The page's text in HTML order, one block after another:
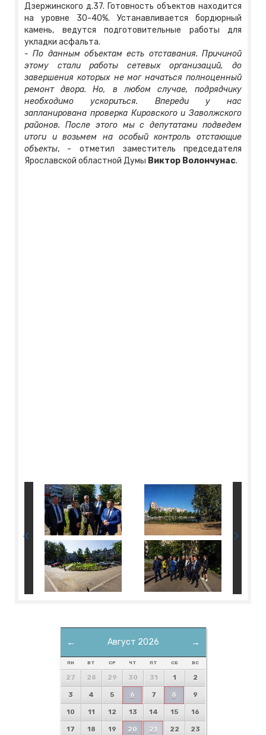
Дзержинского д.37. Готовность объектов находится
на уровне 30-40%. Устанавливается бордюрный
камень, ведутся подготовительные работы для
укладки асфальта.
- По данным объектам есть отставания. Причиной
этому стали работы сетевых организаций, до
завершения которых не мог начаться полноценный
ремонт двора. Но, в любом случае, подрядчику
необходимо ускориться. Впереди у нас
запланирована проверка Кировского и Заволжского
районов. После этого мы с депутатами подведем
итоги и возьмем на особый контроль отстающие
объекты, - отметил заместитель председателя
Ярославской областной Думы Виктор Волончунас.
← →
Август 2026
ПН ВТ СР ЧТ ПТ СБ ВС
27 28 29 30 31 1 2
3 4 5 6 7 8 9
10 11 12 13 14 15 16
17 18 19 20 21 22 23